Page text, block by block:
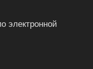
электронной